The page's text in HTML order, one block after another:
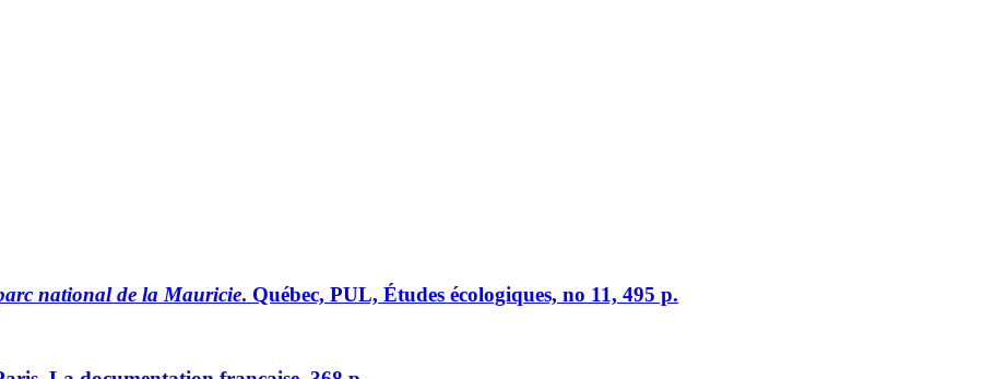
national de la Mauricie. Québec, PUL, Études écologiques, no 11, 495 p.